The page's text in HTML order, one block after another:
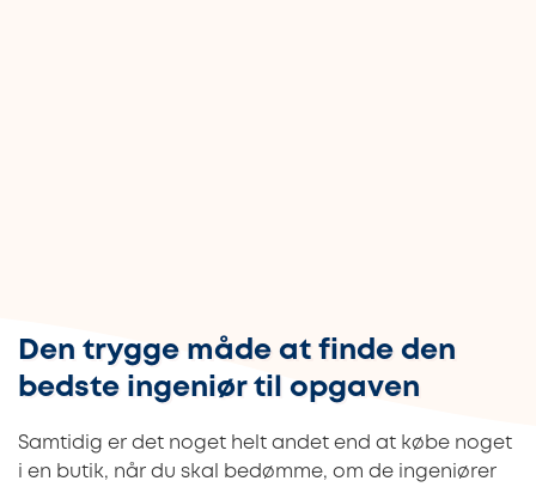
Den trygge måde at finde den
bedste ingeniør til opgaven
Samtidig er det noget helt andet end at købe noget
i en butik, når du skal bedømme, om de ingeniører